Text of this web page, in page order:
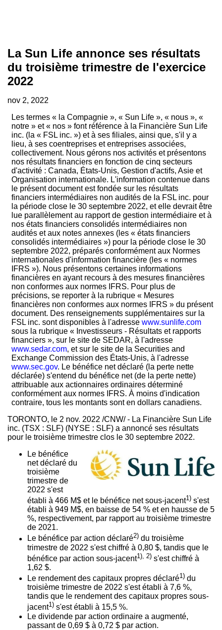
La Sun Life annonce ses résultats
du troisième trimestre de l'exercice
2022
nov 2, 2022
Les termes « la Compagnie », « Sun Life », « nous », «
notre » et « nos » font référence à la Financière Sun Life
inc. (la « FSL inc. ») et à ses filiales, ainsi que, s'il y a
lieu, à ses coentreprises et entreprises associées,
collectivement. Nous gérons nos activités et présentons
nos résultats financiers en fonction de cinq secteurs
d'activité : Canada, États-Unis, Gestion d'actifs, Asie et
Organisation internationale. L'information contenue dans
le présent document est fondée sur les résultats
financiers intermédiaires non audités de la FSL inc. pour
la période close le 30 septembre 2022, et elle devrait être
lue parallèlement au rapport de gestion intermédiaire et à
nos états financiers consolidés intermédiaires non
audités et aux notes annexes (les « états financiers
consolidés intermédiaires ») pour la période close le 30
septembre 2022, préparés conformément aux Normes
internationales d'information financière (les « normes
IFRS »). Nous présentons certaines informations
financières en ayant recours à des mesures financières
non conformes aux normes IFRS. Pour plus de
précisions, se reporter à la rubrique « Mesures
financières non conformes aux normes IFRS » du présent
document. Des renseignements supplémentaires sur la
FSL inc. sont disponibles à l'adresse www.sunlife.com
sous la rubrique « Investisseurs - Résultats et rapports
financiers », sur le site de SEDAR, à l'adresse
www.sedar.com, et sur le site de la Securities and
Exchange Commission des États-Unis, à l'adresse
www.sec.gov. Le bénéfice net déclaré (la perte nette
déclarée) s'entend du bénéfice net (de la perte nette)
attribuable aux actionnaires ordinaires déterminé
conformément aux normes IFRS. À moins d'indication
contraire, tous les montants sont en dollars canadiens.
TORONTO, le 2 nov. 2022 /CNW/ - La Financière Sun Life
inc. (TSX : SLF) (NYSE : SLF) a annoncé ses résultats
pour le troisième trimestre clos le 30 septembre 2022.
Le bénéfice
net déclaré du
troisième
trimestre de
2022 s'est
établi à 466 M$ et le bénéfice net sous-jacent1) s'est
établi à 949 M$, en baisse de 54 % et en hausse de 5
%, respectivement, par rapport au troisième trimestre
de 2021.
Le bénéfice par action déclaré2) du troisième
trimestre de 2022 s'est chiffré à 0,80 $, tandis que le
bénéfice par action sous-jacent1), 2) s'est chiffré à
1,62 $.
Le rendement des capitaux propres déclaré1) du
troisième trimestre de 2022 s'est établi à 7,6 %,
tandis que le rendement des capitaux propres sous-
jacent1) s'est établi à 15,5 %.
Le dividende par action ordinaire a augmenté,
passant de 0,69 $ à 0,72 $ par action.